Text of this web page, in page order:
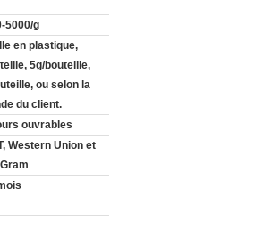
5000/g
en plastique,
5g/bouteille,
ou selon la
du client.
ouvrables
Western Union et